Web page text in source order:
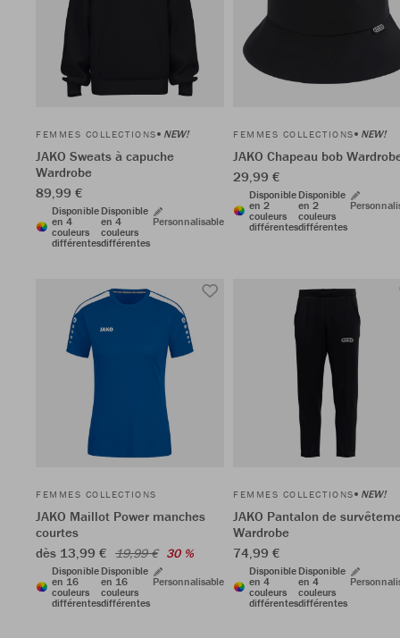
FEMMES COLLECTIONS NEW!
JAKO Sweats à capuche
Wardrobe
89,99 €
Disponible
en 4
couleurs
différentes
Disponible
en 4
couleurs
différentes
Personnalisable
FEMMES COLLECTIONS NEW!
JAKO Chapeau bob
29,99 €
Disponible
en 2
couleurs
différentes
Disponible
en 2
couleurs
différentes
FEMMES COLLECTIONS
JAKO Maillot Power manches
courtes
dès 13,99 € 19,99 € 30 %
Disponible
en 16
couleurs
différentes
Disponible
en 16
couleurs
différentes
Personnalisable
FEMMES COLLECTIONS NEW!
JAKO Pantalon de
Wardrobe
74,99 €
Disponible
en 4
couleurs
différentes
Disponible
en 4
couleurs
différentes